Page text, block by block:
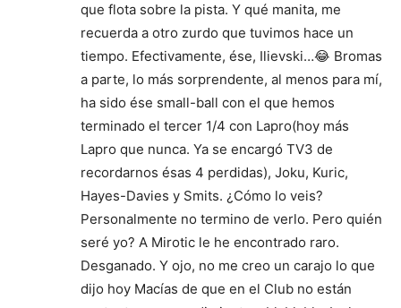
que flota sobre la pista. Y qué manita, me
recuerda a otro zurdo que tuvimos hace un
tiempo. Efectivamente, ése, Ilievski…😂 Bromas
a parte, lo más sorprendente, al menos para mí,
ha sido ése small-ball con el que hemos
terminado el tercer 1/4 con Lapro(hoy más
Lapro que nunca. Ya se encargó TV3 de
recordarnos ésas 4 perdidas), Joku, Kuric,
Hayes-Davies y Smits. ¿Cómo lo veis?
Personalmente no termino de verlo. Pero quién
seré yo? A Mirotic le he encontrado raro.
Desganado. Y ojo, no me creo un carajo lo que
dijo hoy Macías de que en el Club no están